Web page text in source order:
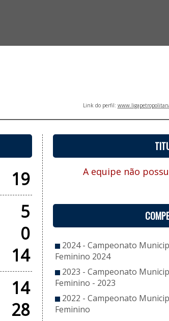
Link do perfil:
19
5
0
14
14
28
A equipe não
2024 - Campeonato
Feminino 2024
2023 - Campeonato
Feminino - 2023
2022 - Campeonato
Feminino